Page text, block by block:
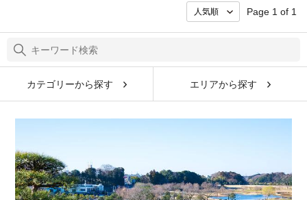
Page 1 of 1
カテゴリーから探す エリアから探す